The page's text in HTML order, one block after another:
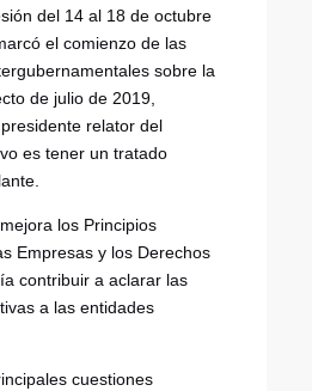
del 14 al 18 de octubre
el comienzo de las
sobre la
de julio de 2019,
relator del
es tener un tratado
los Principios
Empresas y los Derechos
contribuir a aclarar las
a las entidades
cuestiones